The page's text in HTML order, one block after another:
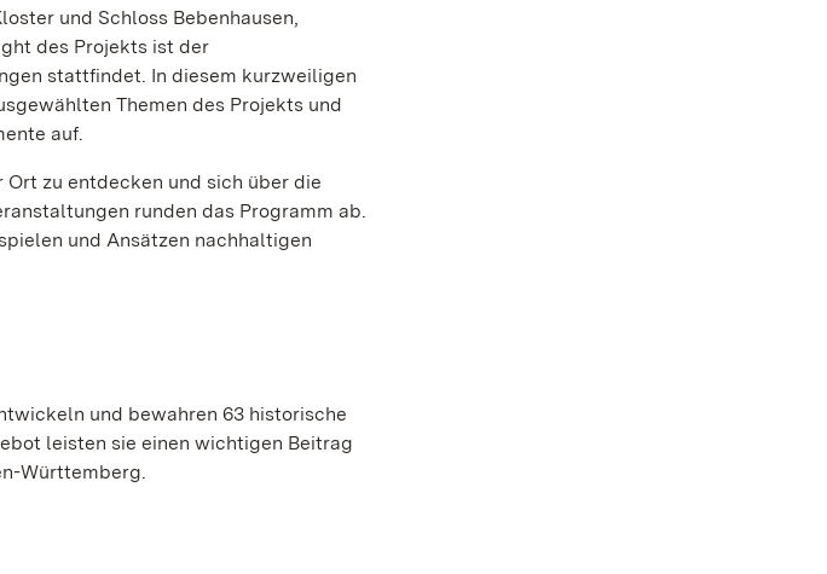
und Schloss Bebenhausen,
des Projekts ist der
stattfindet. In diesem kurzweiligen
Themen des Projekts und
auf.
zu entdecken und sich über die
runden das Programm ab.
und Ansätzen nachhaltigen
und bewahren 63 historische
leisten sie einen wichtigen Beitrag
Württemberg.